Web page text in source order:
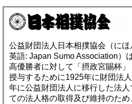
公益財団法人日本相撲協会（にほ
英語: Japan Sumo Association）
高優勝者に対して「摂政宮賜杯
授与するために1925年に財団法
年に公益財団法人に移行した法
ての法人格の取得及び維持のた